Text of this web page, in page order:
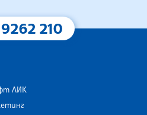
210
ЛИК